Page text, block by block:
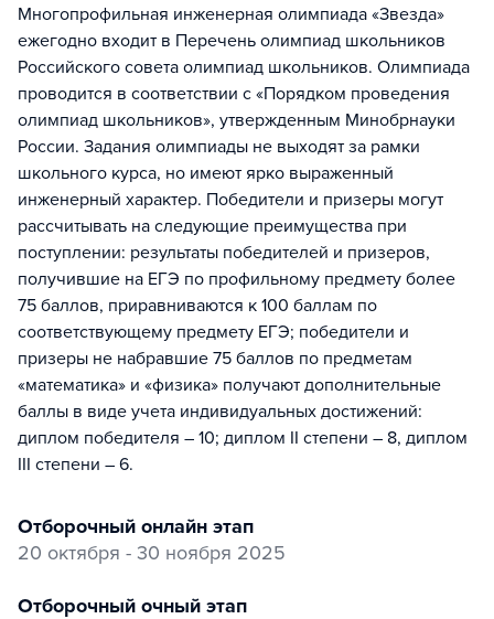
Многопрофильная инженерная олимпиада «Звезда»
ежегодно входит в Перечень олимпиад школьников
Российского совета олимпиад школьников. Олимпиада
проводится в соответствии с «Порядком проведения
олимпиад школьников», утвержденным Минобрнауки
России. Задания олимпиады не выходят за рамки
школьного курса, но имеют ярко выраженный
инженерный характер. Победители и призеры могут
рассчитывать на следующие преимущества при
поступлении: результаты победителей и призеров,
получившие на ЕГЭ по профильному предмету более
75 баллов, приравниваются к 100 баллам по
соответствующему предмету ЕГЭ; победители и
призеры не набравшие 75 баллов по предметам
«математика» и «физика» получают дополнительные
баллы в виде учета индивидуальных достижений:
диплом победителя – 10; диплом II степени – 8, диплом
III степени – 6.
отборочный онлайн этап
20 октября - 30 ноября 2025
отборочный очный этап